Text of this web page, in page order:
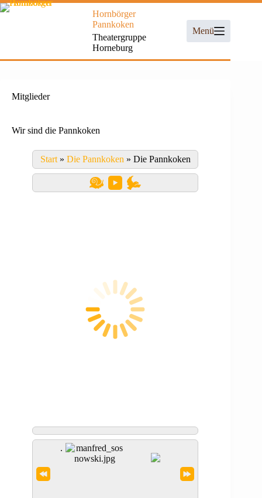
Zum
Inhalt
Hornbörger
Pannkoken
Theatergruppe
Horneburg
Menü
Mitglieder
Wir sind die Pannkoken
Start» Die Pannkoken » Die Pannkoken